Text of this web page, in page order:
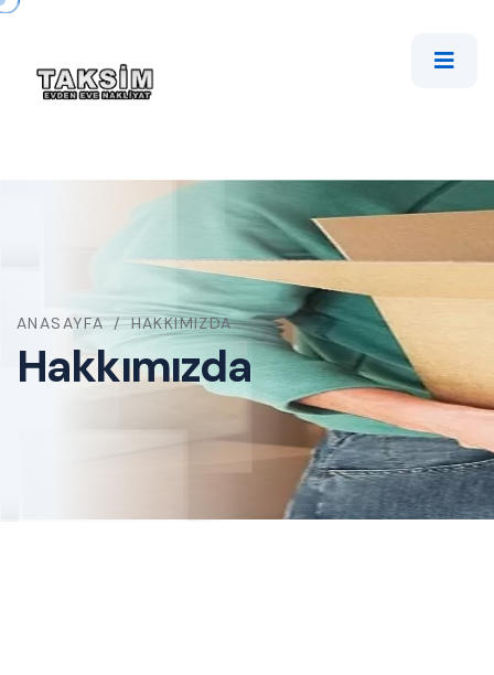
ANASAYFA / HAKKIMIZDA
Hakkımızda